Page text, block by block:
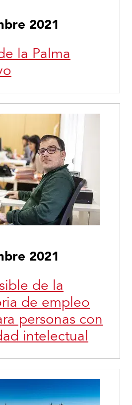
2021
la Palma
2021
de la
de empleo
personas con
intelectual